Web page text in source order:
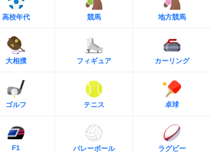
高校年代 競馬 地方競馬
大相撲 フィギュア カーリング
ゴルフ テニス 卓球
F1 バレーボール ラグビー